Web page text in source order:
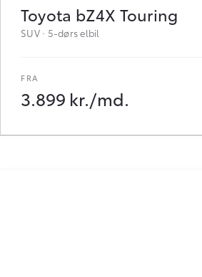
Toyota bZ4X Touring
SUV · 5-dørs elbil
3.899 kr./md.